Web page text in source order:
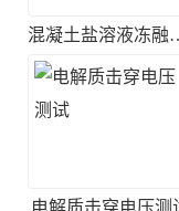
混凝土